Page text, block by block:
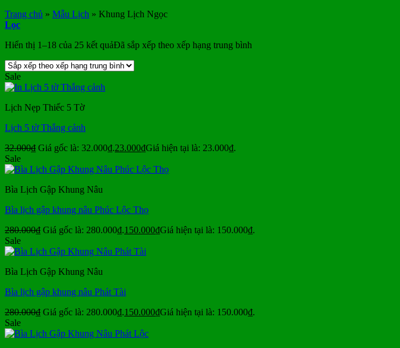
Trang chủ » Mẫu Lịch » Khung Lịch Ngọc
Lọc
Hiển thị 1–18 của 25 kết quảĐã sắp xếp theo xếp hạng trung bình
Sale
Lịch Nẹp Thiếc 5 Tờ
Lịch 5 tờ Thắng cảnh
32.000₫ Giá gốc là: 32.000₫.23.000₫Giá hiện tại là: 23.000₫.
Sale
Bìa Lịch Gập Khung Nâu
Bìa lịch gập khung nâu Phúc Lộc Thọ
280.000₫ Giá gốc là: 280.000₫.150.000₫Giá hiện tại là: 150.000₫.
Sale
Bìa Lịch Gập Khung Nâu
Bìa lịch gập khung nâu Phát Tài
280.000₫ Giá gốc là: 280.000₫.150.000₫Giá hiện tại là: 150.000₫.
Sale